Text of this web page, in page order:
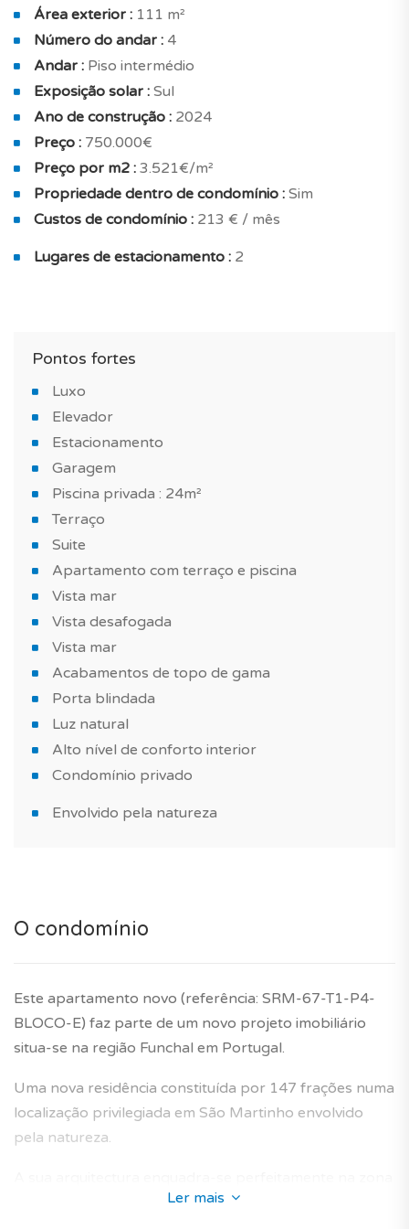
incluindo ar condicionado, vidros duplos, isolamento
acústico de alto desempenho e isolamento térmico
eficiente. Este imóvel é vendido com uma box para 2
Não perca a oportunidade de adquirir esta nova
construção no concelho do Funchal, situada num
empreendimento exclusivo e confortável. Deixe-se
conquistar por esta construção de excelência!
modelo.
Área exterior : 111 m²
Número do andar : 4
Andar : Piso intermédio
Exposição solar : Sul
Ano de construção : 2024
Preço : 750.000€
Preço por m2 : 3.521€/m²
Propriedade dentro de condomínio : Sim
Custos de condomínio : 213 € / mês
Lugares de estacionamento : 2
Pontos fortes
Luxo
Elevador
Estacionamento
Garagem
Piscina privada : 24m²
Terraço
Suite
Apartamento com terraço e piscina
Vista mar
Vista desafogada
Vista mar
Acabamentos de topo de gama
Porta blindada
Luz natural
Alto nível de conforto interior
Condomínio privado
Envolvido pela natureza
O condomínio
Este apartamento novo (referência: SRM-67-T1-P4-
BLOCO-E) faz parte de um novo projeto imobiliário
situa-se na região Funchal em Portugal.
Uma nova residência constituída por 147 frações numa
localização privilegiada em São Martinho envolvido
pela natureza.
envolvente e oferece apartamentos novos concebidos
Ler mais